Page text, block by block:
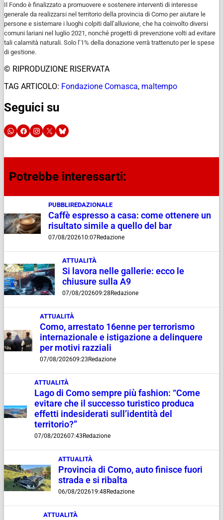
Il Fondo è finalizzato a promuovere e sostenere interventi di interesse
generale da realizzarsi nel territorio della provincia di Como per aiutare le
persone e sistemare i luoghi colpiti dall’alluvione, che ha coinvolto diversi
comuni lariani nel luglio 2021, nonché progetti di prevenzione volti ad evitare
tali calamità naturali. Solo l’1% della donazione verrà trattenuto per le spese
di gestione.
© RIPRODUZIONE RISERVATA
TAG ARTICOLO: Fondazione Comasca, maltempo
Seguici su
Potrebbe interessarti:
PUBBLIREDAZIONALE
Caffè espresso a casa: come ottenere un
risultato simile a quello del bar
07/08/202610:07Redazione
ATTUALITÀ
Si lavora nelle gallerie: ecco le
chiusure sulla A9
07/08/202609:28 Redazione
ATTUALITÀ
Como, arrestato 16enne per terrorismo
internazionale e istigazione a delinquere
per motivi razziali
07/08/202609:23 Redazione
ATTUALITÀ
Lago di Como sempre più fashion: “Come
evitare che il successo turistico produca
effetti indesiderati sull’identità del
territorio?”
07/08/202607:43 Redazione
ATTUALITÀ
Provincia di Como, auto finisce fuori
strada e si ribalta
06/08/202619:48 Redazione
ATTUALITÀ